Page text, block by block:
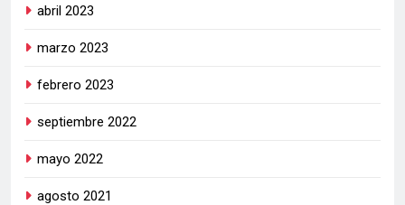
abril 2023
marzo 2023
febrero 2023
septiembre 2022
mayo 2022
agosto 2021